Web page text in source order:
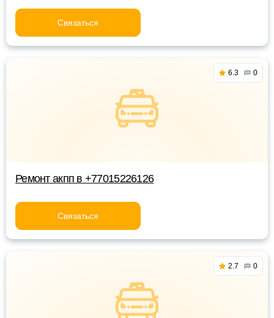
Связаться
6.3 0
Ремонт акпп в +77015226126
Связаться
2.7 0